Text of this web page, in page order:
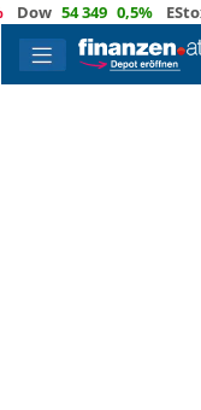
54 349 0,5% EStoxx50